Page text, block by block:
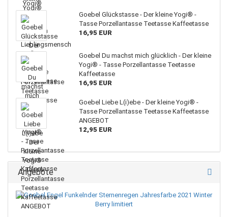
Goebel Glückstasse - Der kleine Yogi® -
Tasse Porzellantasse Teetasse Kaffeetasse
16,95 EUR
Goebel Du machst mich glücklich - Der kleine
Yogi® - Tasse Porzellantasse Teetasse
Kaffeetasse
16,95 EUR
Goebel Liebe L(i)ebe - Der kleine Yogi® -
Tasse Porzellantasse Teetasse Kaffeetasse
ANGEBOT
12,95 EUR
Angebote